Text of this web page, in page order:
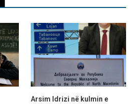
Arsim Idrizi në kulmin e